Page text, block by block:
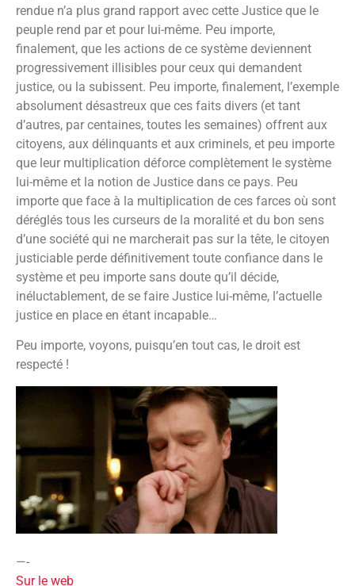
rendue n’a plus grand rapport avec cette Justice que le
peuple rend par et pour lui-même. Peu importe,
finalement, que les actions de ce système deviennent
progressivement illisibles pour ceux qui demandent
justice, ou la subissent. Peu importe, finalement, l’exemple
absolument désastreux que ces faits divers (et tant
d’autres, par centaines, toutes les semaines) offrent aux
citoyens, aux délinquants et aux criminels, et peu importe
que leur multiplication déforce complètement le système
lui-même et la notion de Justice dans ce pays. Peu
importe que face à la multiplication de ces farces où sont
déréglés tous les curseurs de la moralité et du bon sens
d’une société qui ne marcherait pas sur la tête, le citoyen
justiciable perde définitivement toute confiance dans le
système et peu importe sans doute qu’il décide,
inéluctablement, de se faire Justice lui-même, l’actuelle
justice en place en étant incapable…
Peu importe, voyons, puisqu’en tout cas, le droit est
respecté !
—-
Sur le web